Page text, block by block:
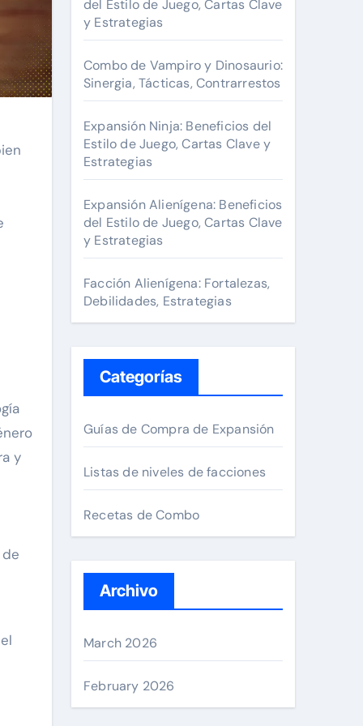
y
:
del Estilo de Juego, Cartas Clave
y Estrategias
Combo de Vampiro y Dinosaurio:
Sinergia, Tácticas, Contrarrestos
Expansión Ninja: Beneficios del
Estilo de Juego, Cartas Clave y
Estrategias
Expansión Alienígena: Beneficios
del Estilo de Juego, Cartas Clave
y Estrategias
Facción Alienígena: Fortalezas,
Debilidades, Estrategias
Categorías
Guías de Compra de Expansión
Listas de niveles de facciones
Recetas de Combo
Archivo
March 2026
February 2026